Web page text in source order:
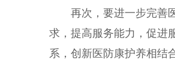
再次，要进一步完善医
求，提高服务能力，促进
系，创新医防康护养相结